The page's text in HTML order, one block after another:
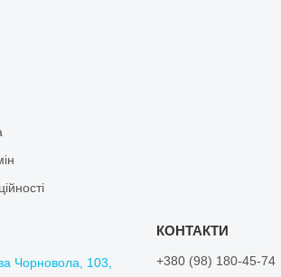
Чорновола, 103,
+380 (98) 180-45-74